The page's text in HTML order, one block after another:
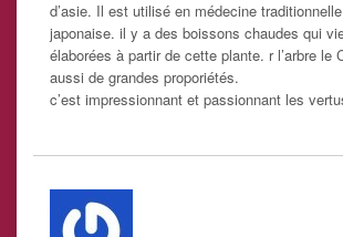
d’asie. Il est utilisé en médecine
japonaise. il y a des boissons chaudes qui
élaborées à partir de cette plante. r l’arbre le
aussi de grandes proporiétés.
c’est impressionnant et passionnant les